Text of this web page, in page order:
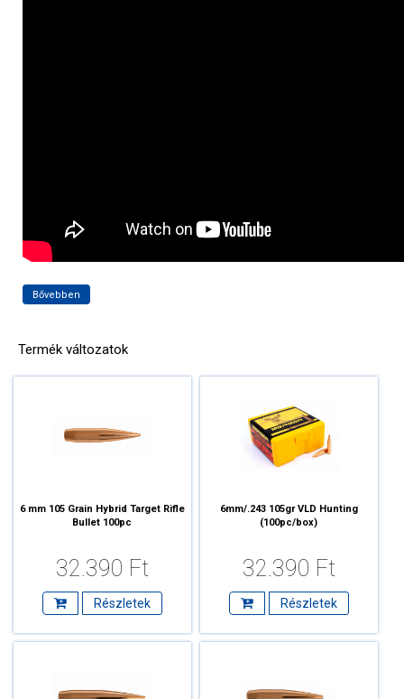
Bővebben
Termék változatok
6 mm 105 Grain Hybrid Target Rifle
Bullet 100pc
32.390 Ft
Részletek
6mm/.243 105gr VLD Hunting
(100pc/box)
32.390 Ft
Részletek